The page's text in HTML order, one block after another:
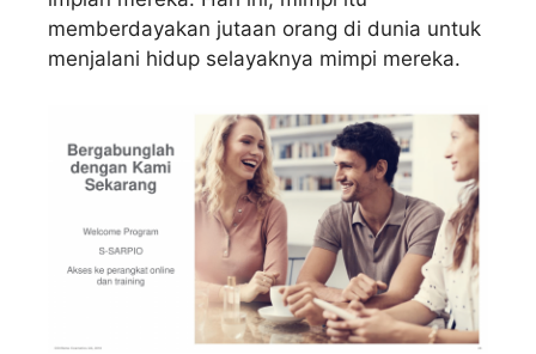
memberdayakan jutaan orang di dunia untuk
menjalani hidup selayaknya mimpi mereka.